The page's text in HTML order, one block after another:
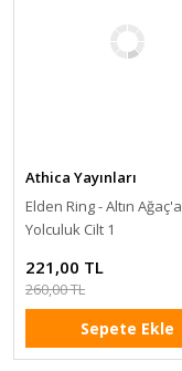
Athica Yayınları
Elden Ring - Altın Ağaç'a
Yolculuk Cilt 1
221,00 TL
260,00 TL
Sepete Ekle